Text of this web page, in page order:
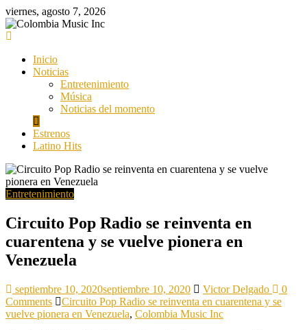
Saltar
al
contenido
viernes, agosto 7, 2026
Colombia
Music
Inc
Inicio
Noticias
Entretenimiento
Música
Noticias del momento
Estrenos
Latino Hits
Entretenimiento
Circuito Pop Radio se reinventa en
cuarentena y se vuelve pionera en
Venezuela
septiembre 10, 2020septiembre 10, 2020 Victor Delgado
0
Comments
Circuito Pop Radio se reinventa en cuarentena y se
vuelve pionera en Venezuela, Colombia Music Inc